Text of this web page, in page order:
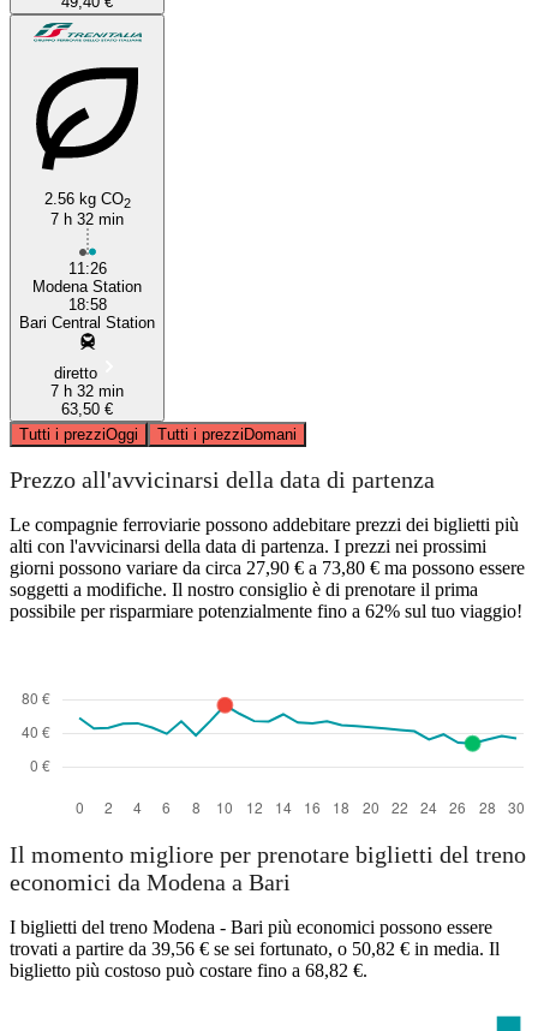
2.56 kg CO2
7 h 32 min
11:26
Modena Station
18:58
Bari Central Station
diretto
7 h 32 min
63,50 €
Tutti i prezziOggi Tutti i prezziDomani
Prezzo all'avvicinarsi della data di partenza
Le compagnie ferroviarie possono addebitare prezzi dei biglietti più
alti con l'avvicinarsi della data di partenza. I prezzi nei prossimi
giorni possono variare da circa 27,90 € a 73,80 € ma possono essere
soggetti a modifiche. Il nostro consiglio è di prenotare il prima
possibile per risparmiare potenzialmente fino a 62% sul tuo viaggio!
Il momento migliore per prenotare biglietti del treno
economici da Modena a Bari
I biglietti del treno Modena - Bari più economici possono essere
trovati a partire da 39,56 € se sei fortunato, o 50,82 € in media. Il
biglietto più costoso può costare fino a 68,82 €.